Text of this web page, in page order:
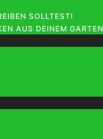
SOLLTEST!
AUS DEINEM GARTEN